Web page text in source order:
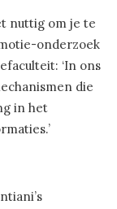
nuttig om je te
onderzoek
‘In ons
die
in het